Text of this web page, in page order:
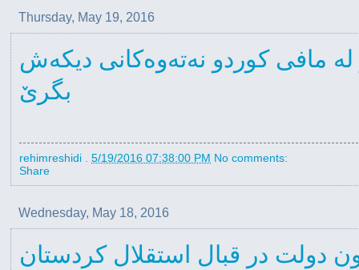
Thursday, May 19, 2016
مافی کوردو نەتەوەکانی دیکەش
بگرێ
rehimreshidi 5/19/2016 07:38:00 PM No comments:
Share
Wednesday, May 18, 2016
دولت در قبال استقلال کردستان